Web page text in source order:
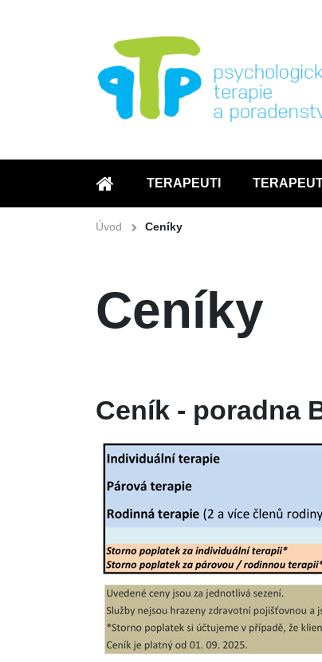
ÚVOD
TERAPEUTI
Úvod Ceníky
Ceníky
Ceník - poradna